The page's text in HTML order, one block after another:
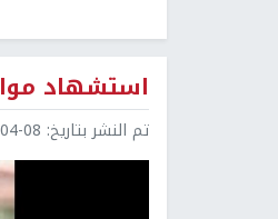
استشهاد
تم النشر بتاريخ: 09:09